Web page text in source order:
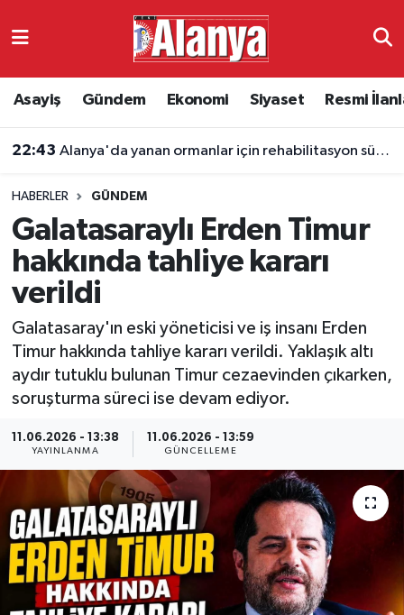
Asayiş Gündem Ekonomi Siyaset Resmi
22:43 Alanya'da yanan ormanlar için rehabilitasyon süreci başladı
HABERLER GÜNDEM
Galatasaraylı Erden Timur
hakkında tahliye kararı
verildi
Galatasaray'ın eski yöneticisi ve iş insanı Erden
Timur hakkında tahliye kararı verildi. Yaklaşık altı
aydır tutuklu bulunan Timur cezaevinden çıkarken,
soruşturma süreci ise devam ediyor.
11.06.2026 - 13:38
YAYINLANMA
11.06.2026 - 13:59
GÜNCELLEME
Ekonomi
Resmi İlanlar
Alanyaspor
Turizm
E-Gazete
Antalya Namaz Vakitleri
Süper Lig Puan Durumu ve Fikstür
Tüm Manşetler
Son Dakika Haberleri
Haber Arşivi